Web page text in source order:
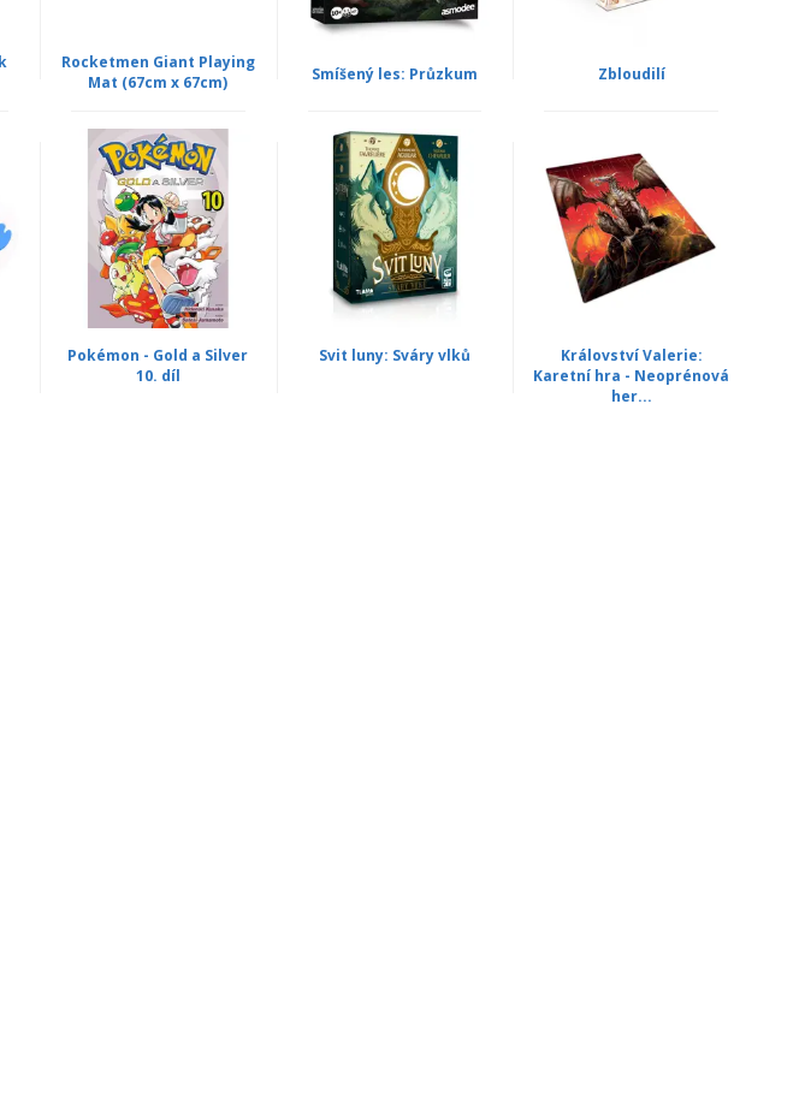
Rocketmen Giant Playing
Mat (67cm x 67cm)
Smíšený les: Průzkum Zbloudilí
Pokémon - Gold a Silver
10. díl
Svit luny: Sváry vlků
Království Valerie:
Karetní hra - Neoprénová
her...